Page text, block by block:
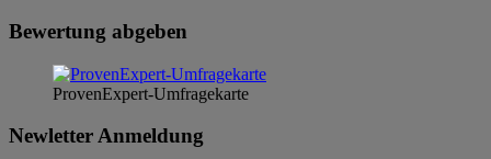
Bewertung abgeben
ProvenExpert-Umfragekarte
Newletter Anmeldung